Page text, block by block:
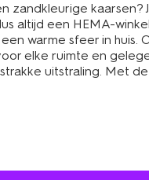
zandkleurige
altijd een HEMA-
warme sfeer in
elke ruimte en
uitstraling. Met